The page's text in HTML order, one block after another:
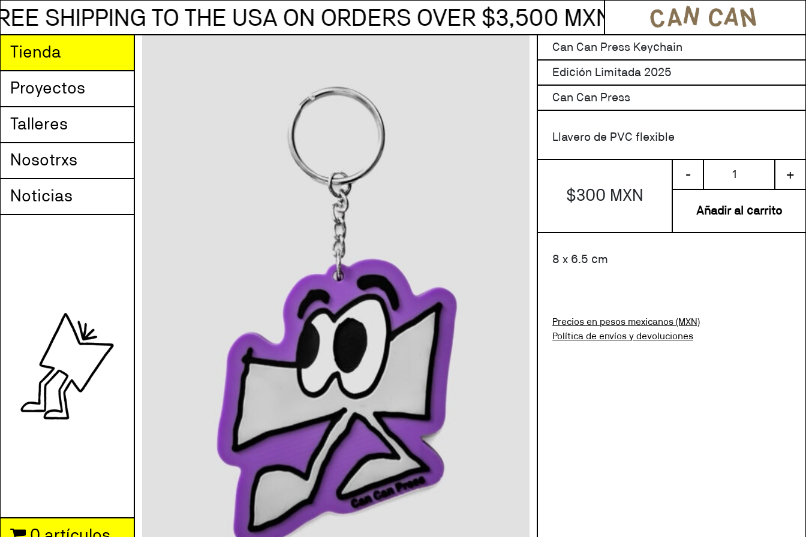
WORLDWIDE SHIPPING — ENVÍOS GRATIS A MX EN PEDIDOS ARRIBA DE
Tienda
Proyectos
Talleres
Nosotrxs
Noticias
Can Can Press Keychain
Edición Limitada 2025
Can Can Press
Llavero de PVC flexible
$300 MXN
Keychain
- +
Añadir al carrito
8 x 6.5 cm
Precios en pesos mexicanos (MXN)
Política de envíos y devoluciones